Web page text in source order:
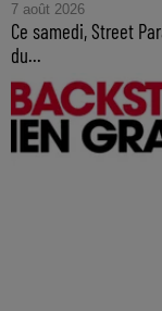
7 août 2026
Ce samedi, Street
du...